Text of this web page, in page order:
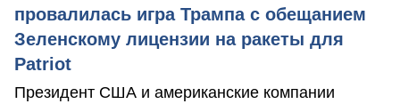
провалилась игра Трампа с обещанием
Зеленскому лицензии на ракеты для
Patriot
Президент США и американские компании